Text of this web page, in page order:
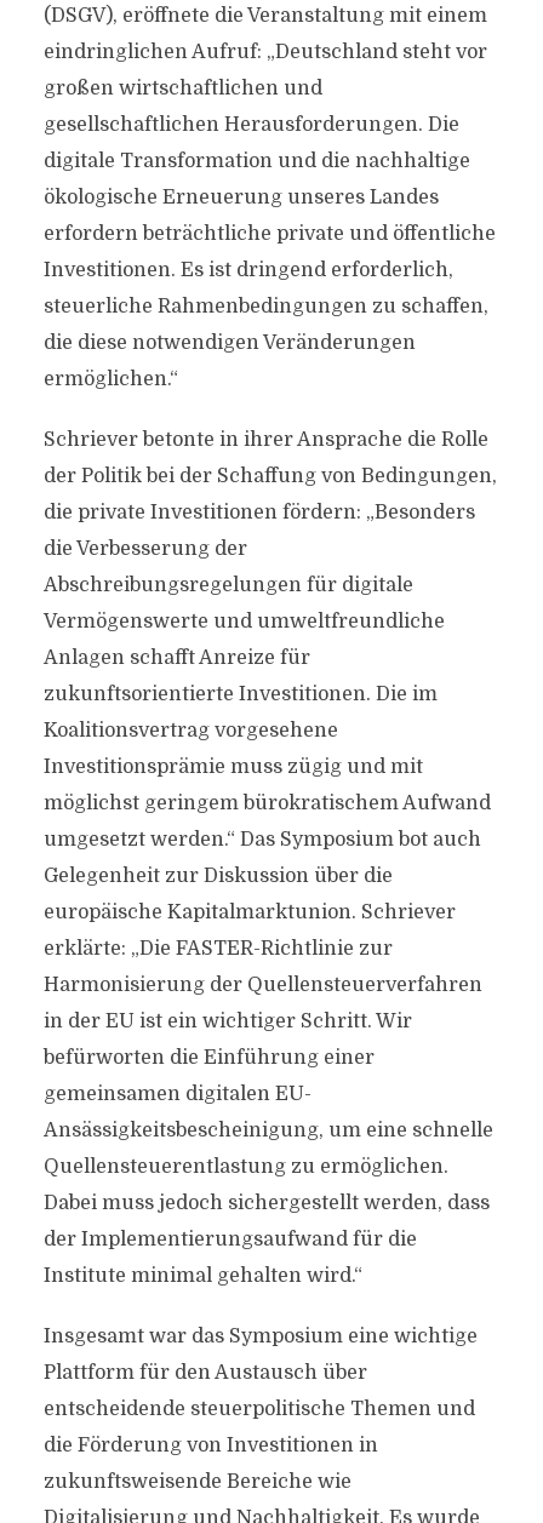
(DSGV), eröffnete die Veranstaltung mit einem
eindringlichen Aufruf: „Deutschland steht vor
großen wirtschaftlichen und
gesellschaftlichen Herausforderungen. Die
digitale Transformation und die nachhaltige
ökologische Erneuerung unseres Landes
erfordern beträchtliche private und öffentliche
Investitionen. Es ist dringend erforderlich,
steuerliche Rahmenbedingungen zu schaffen,
die diese notwendigen Veränderungen
ermöglichen.“
Schriever betonte in ihrer Ansprache die Rolle
der Politik bei der Schaffung von Bedingungen,
die private Investitionen fördern: „Besonders
die Verbesserung der
Abschreibungsregelungen für digitale
Vermögenswerte und umweltfreundliche
Anlagen schafft Anreize für
zukunftsorientierte Investitionen. Die im
Koalitionsvertrag vorgesehene
Investitionsprämie muss zügig und mit
möglichst geringem bürokratischem Aufwand
umgesetzt werden.“ Das Symposium bot auch
Gelegenheit zur Diskussion über die
europäische Kapitalmarktunion. Schriever
erklärte: „Die FASTER-Richtlinie zur
Harmonisierung der Quellensteuerverfahren
in der EU ist ein wichtiger Schritt. Wir
befürworten die Einführung einer
gemeinsamen digitalen EU-
Ansässigkeitsbescheinigung, um eine schnelle
Quellensteuerentlastung zu ermöglichen.
Dabei muss jedoch sichergestellt werden, dass
der Implementierungsaufwand für die
Institute minimal gehalten wird.“
Insgesamt war das Symposium eine wichtige
Plattform für den Austausch über
entscheidende steuerpolitische Themen und
die Förderung von Investitionen in
zukunftsweisende Bereiche wie
Digitalisierung und Nachhaltigkeit. Es wurde